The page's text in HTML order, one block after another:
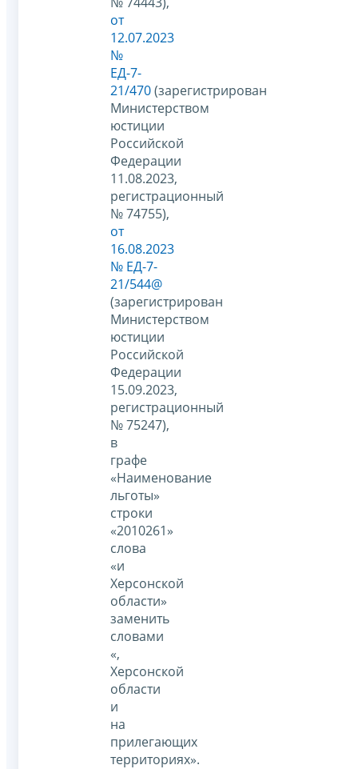
от
12.07.2023
№
ЕД-7-
21/470(зарегистрирован
Министерством
юстиции
Российской
Федерации
11.08.2023,
регистрационный
№ 74755),
от
16.08.2023
№ ЕД-7-
21/544@
(зарегистрирован
Министерством
юстиции
Российской
Федерации
15.09.2023,
регистрационный
№ 75247),
в
графе
«Наименование
льготы»
строки
«2010261»
слова
«и
Херсонской
области»
заменить
словами
«,
Херсонской
области
и
на
прилегающих
территориях».